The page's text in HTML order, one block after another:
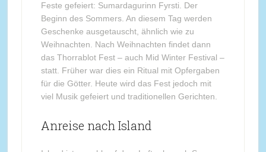
Feste gefeiert: Sumardagurinn Fyrsti. Der
Beginn des Sommers. An diesem Tag werden
Geschenke ausgetauscht, ähnlich wie zu
Weihnachten. Nach Weihnachten findet dann
das Thorrablot Fest – auch Mid Winter Festival –
statt. Früher war dies ein Ritual mit Opfergaben
für die Götter. Heute wird das Fest jedoch mit
viel Musik gefeiert und traditionellen Gerichten.
Anreise nach Island